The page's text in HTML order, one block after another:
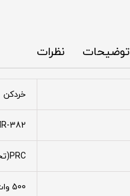
توضیحات نظرات
خردکن
382
PRC(تحت لیسانس آلمان)
500 وات